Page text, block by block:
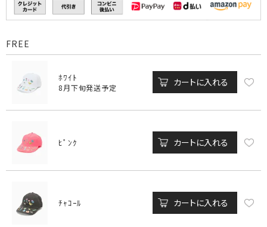
FREE
ﾎﾜｲﾄ
8月下旬発送予定 カートに入れる
ﾋﾟﾝｸ カートに入れる
ﾁｬｺｰﾙ カートに入れる